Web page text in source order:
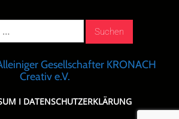
Gesellschafter KRONACH
Creativ e.V.
I DATENSCHUTZERKLÄRUNG